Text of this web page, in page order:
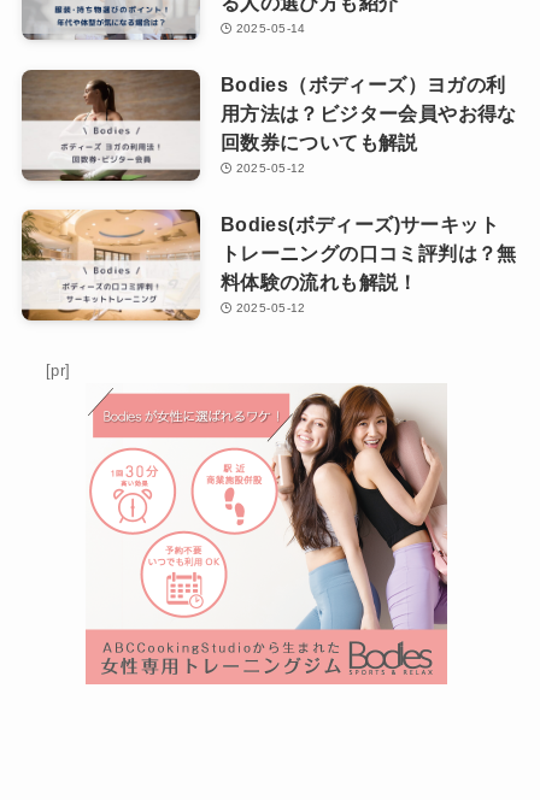
2025-05-14
Bodies（ボディーズ）ヨガの利
用方法は？ビジター会員やお得な
回数券についても解説
2025-05-12
Bodies(ボディーズ)サーキット
トレーニングの口コミ評判は？無
料体験の流れも解説！
2025-05-12
[pr]